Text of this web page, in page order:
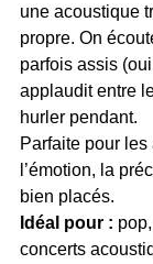
une acoustique
propre. On
parfois assis
applaudit entre
hurler pendant.
Parfaite pour
l’émotion, la
bien placés.
Idéal pour :
concerts